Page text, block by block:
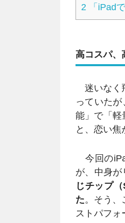
2 「iPad
高コスパ、
迷いなく
っていた
能」で「軽
と、恋い焦
今回の
が、中身が
じチップ
た。そう、
ストパフォ